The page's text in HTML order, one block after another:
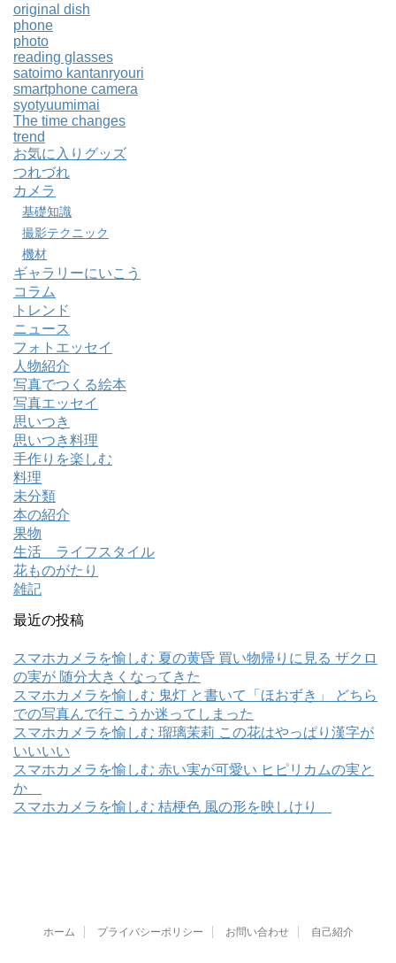
original dish
phone
photo
reading glasses
satoimo kantanryouri
smartphone camera
syotyuumimai
The time changes
trend
お気に入りグッズ
つれづれ
カメラ
基礎知識
撮影テクニック
機材
ギャラリーにいこう
コラム
トレンド
ニュース
フォトエッセイ
人物紹介
写真でつくる絵本
写真エッセイ
思いつき
思いつき料理
手作りを楽しむ
料理
未分類
本の紹介
果物
生活 ライフスタイル
花ものがたり
雑記
最近の投稿
スマホカメラを愉しむ 夏の黄昏 買い物帰りに見る ザクロ
の実が 随分大きくなってきた
スマホカメラを愉しむ 鬼灯 と書いて「ほおずき」 どちら
での写真んで行こうか迷ってしまった
スマホカメラを愉しむ 瑠璃茉莉 この花はやっぱり漢字が
いいいい
スマホカメラを愉しむ 赤い実が可愛い ヒピリカムの実と
か
スマホカメラを愉しむ 桔梗色 風の形を映しけり
ホーム プライバシーポリシー お問い合わせ 自己紹介